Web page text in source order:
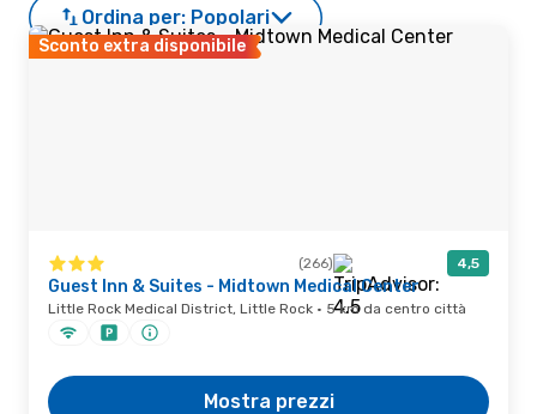
Ordina per: Popolari
Sconto extra disponibile
(266) 4,5
Guest Inn & Suites - Midtown Medical Center
Little Rock Medical District, Little Rock · 5 km da centro città
Mostra prezzi